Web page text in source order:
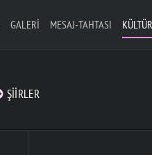
GALERI MESAJ-TAHTASI
ŞIIRLER